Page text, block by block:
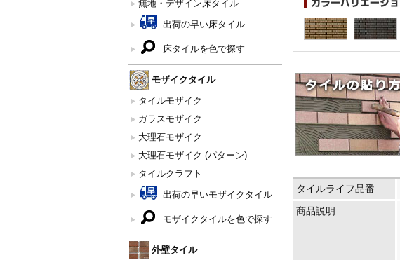
無地・デザイン床タイル
出荷の早い床タイル
床タイルを色で探す
モザイクタイル
タイルモザイク
ガラスモザイク
大理石モザイク
大理石モザイク (パターン)
タイルクラフト
出荷の早いモザイクタイル
モザイクタイルを色で探す
外壁タイル
タイルライフ品番
商品説明